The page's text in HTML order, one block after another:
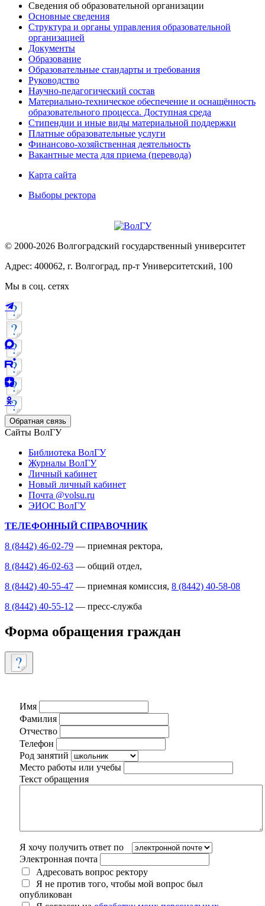
Сведения об образовательной организации
Основные сведения
Структура и органы управления образовательной
организацией
Документы
Образование
Образовательные стандарты и требования
Руководство
Научно-педагогический состав
Материально-техническое обеспечение и оснащённость
образовательного процесса. Доступная среда
Стипендии и иные виды материальной поддержки
Платные образовательные услуги
Финансово-хозяйственная деятельность
Вакантные места для приема (перевода)
Карта сайта
Выборы ректора
© 2000-2026 Волгоградский государственный университет
Адрес: 400062, г. Волгоград, пр-т Университетский, 100
Мы в соц. сетях
Обратная связь
Сайты ВолГУ
Библиотека ВолГУ
Журналы ВолГУ
Личный кабинет
Новый личный кабинет
Почта @volsu.ru
ЭИОС ВолГУ
ТЕЛЕФОННЫЙ СПРАВОЧНИК
8 (8442) 46-02-79 — приемная ректора,
8 (8442) 46-02-63 — общий отдел,
8 (8442) 40-55-47 — приемная комиссия, 8 (8442) 40-58-08
8 (8442) 40-55-12 — пресс-служба
Форма обращения граждан
Имя
Фамилия
Отчество
Телефон
Род занятий
Место работы или учебы
Текст обращения
Я хочу получить ответ по
Электронная почта
Адресовать вопрос ректору
Я не против того, чтобы мой вопрос был
опубликован